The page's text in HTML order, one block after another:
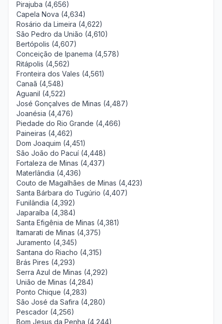
Pirajuba (4,656)
Capela Nova (4,634)
Rosário da Limeira (4,622)
São Pedro da União (4,610)
Bertópolis (4,607)
Conceição de Ipanema (4,578)
Ritápolis (4,562)
Fronteira dos Vales (4,561)
Canaã (4,548)
Aguanil (4,522)
José Gonçalves de Minas (4,487)
Joanésia (4,476)
Piedade do Rio Grande (4,466)
Paineiras (4,462)
Dom Joaquim (4,451)
São João do Pacuí (4,448)
Fortaleza de Minas (4,437)
Materlândia (4,436)
Couto de Magalhães de Minas (4,423)
Santa Bárbara do Tugúrio (4,407)
Funilândia (4,392)
Japaraíba (4,384)
Santa Efigênia de Minas (4,381)
Itamarati de Minas (4,375)
Juramento (4,345)
Santana do Riacho (4,315)
Brás Pires (4,293)
Serra Azul de Minas (4,292)
União de Minas (4,284)
Ponto Chique (4,283)
São José da Safira (4,280)
Pescador (4,256)
Bom Jesus da Penha (4,244)